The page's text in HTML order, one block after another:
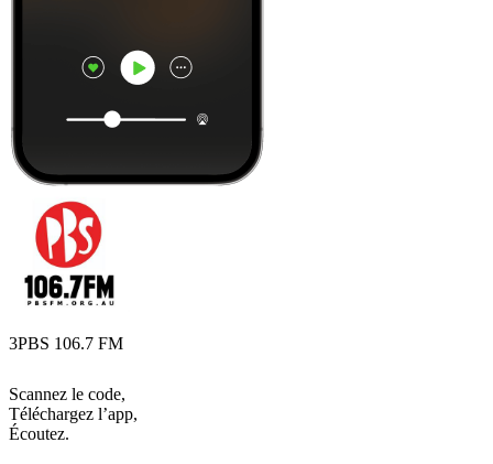
3PBS 106.7 FM
Scannez le code,
Téléchargez l’app,
Écoutez.